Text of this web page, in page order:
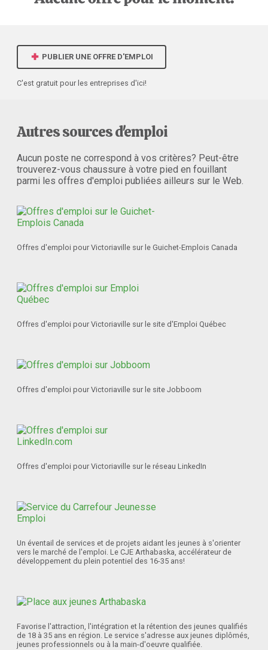
PUBLIER UNE OFFRE D'EMPLOI
C'est gratuit pour les entreprises d'ici!
Autres sources d'emploi
Aucun poste ne correspond à vos critères? Peut-être
trouverez-vous chaussure à votre pied en fouillant
parmi les offres d'emploi publiées ailleurs sur le Web.
Offres d'emploi pour Victoriaville sur le Guichet-Emplois Canada
Offres d'emploi pour Victoriaville sur le site d'Emploi Québec
Offres d'emploi pour Victoriaville sur le site Jobboom
Offres d'emploi pour Victoriaville sur le réseau LinkedIn
Un éventail de services et de projets aidant les jeunes à s'orienter
vers le marché de l'emploi. Le CJE Arthabaska, accélérateur de
développement du plein potentiel des 16-35 ans!
Favorise l'attraction, l'intégration et la rétention des jeunes qualifiés
de 18 à 35 ans en région. Le service s'adresse aux jeunes diplômés,
jeunes professionnels ou à la main-d'oeuvre qualifiée.